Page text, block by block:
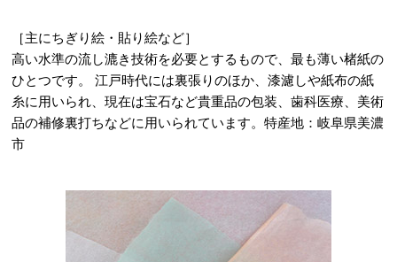
［主にちぎり絵・貼り絵など］
高い水準の流し漉き技術を必要とするもので、最も薄い楮紙の
ひとつです。 江戸時代には裏張りのほか、漆濾しや紙布の紙
糸に用いられ、現在は宝石など貴重品の包装、歯科医療、美術
品の補修裏打ちなどに用いられています。特産地：岐阜県美濃
市